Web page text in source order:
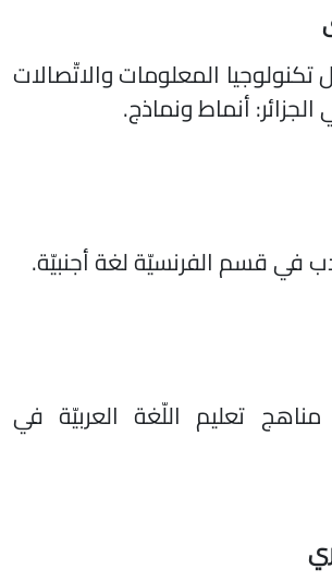
تكنولوجيا المعلومات والاتّصالات
أنماط ونماذج.
في قسم الفرنسيّة لغة أجنبيّة.
تعليم اللّغة العربيّة في